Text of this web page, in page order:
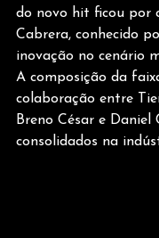
do novo hit ficou por
Cabrera, conhecido
inovação no cenário
A composição da
colaboração entre
Breno César e Daniel
consolidados na